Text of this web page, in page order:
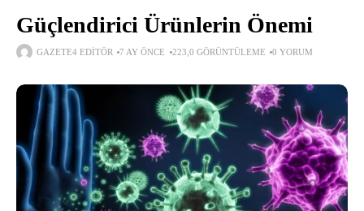
Güçlendirici Ürünlerin Önemi
GAZETE4 EDITÖR 7 AY ÖNCE 223,0 GÖRÜNTÜLEME 0 YORUM